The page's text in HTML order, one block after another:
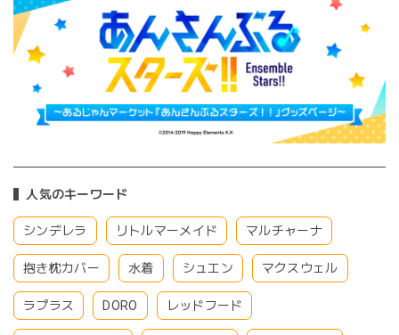
人気のキーワード
シンデレラ リトルマーメイド マルチャーナ
抱き枕カバー 水着 シュエン マクスウェル
ラプラス DORO レッドフード